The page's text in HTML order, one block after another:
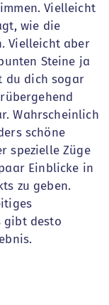
Vielleicht
wie die
Vielleicht aber
Steine ja
du dich sogar
Wahrscheinlich
schöne
spezielle Züge
Einblicke in
zu geben.
gibt desto